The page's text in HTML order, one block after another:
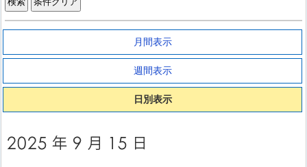
月間表示
週間表示
日別表示